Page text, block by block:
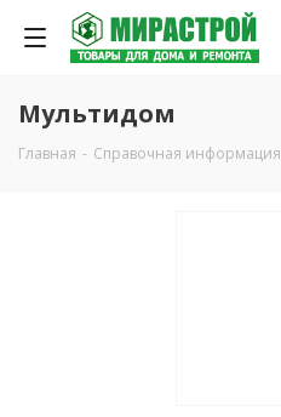
Мультидом
Главная - Справочная информация